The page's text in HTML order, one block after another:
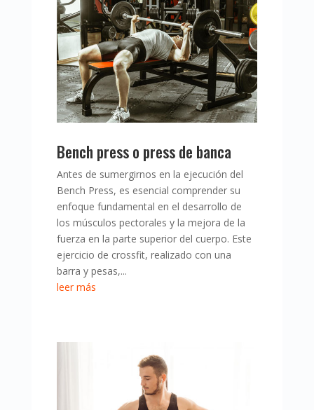
Bench press o press de banca
Antes de sumergirnos en la ejecución del
Bench Press, es esencial comprender su
enfoque fundamental en el desarrollo de
los músculos pectorales y la mejora de la
fuerza en la parte superior del cuerpo. Este
ejercicio de crossfit, realizado con una
barra y pesas,...
leer más